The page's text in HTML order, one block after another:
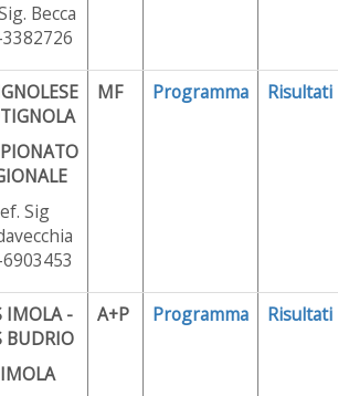
Becca
Sig
MF Programma Risultati
IMOLA -
BUDRIO
A+P Programma Risultati